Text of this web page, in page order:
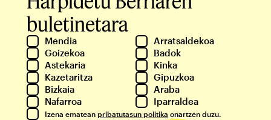
buletinetara
Mendia
Arratsaldekoa
Goizekoa
Badok
Astekaria
Kinka
Kazetaritza
Gipuzkoa
Bizkaia
Araba
Nafarroa
Iparraldea
Izena ematean pribatutasun politika onartzen duzu.